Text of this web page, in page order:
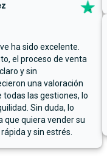
ha sido excelente.
el proceso de venta
y sin
una valoración
todas las gestiones, lo
Sin duda, lo
que quiera vender su
y sin estrés.